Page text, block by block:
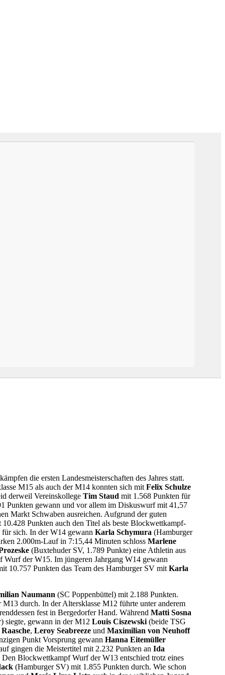
die ersten Landesmeisterschaften des Jahres statt.
M15 als auch der M14 konnten sich mitFelix Schulze
derweil VereinskollegeTim Staud mit 1.568 Punkten für
Punkten gewann und vor allem im Diskuswurf mit 41,57
Markt Schwaben ausreichen. Aufgrund der guten
Punkten auch den Titel als beste Blockwettkampf-
sich. In der W14 gewannKarla Schymura (Hamburger
2.000m-Lauf in 7:15,44 Minuten schlossMarlene
(Buxtehuder SV, 1.789 Punkte) eine Athletin aus
der W15. Im jüngeren Jahrgang W14 gewann
10.757 Punkten das Team des Hamburger SV mitKarla
Naumann (SC Poppenbüttel) mit 2.188 Punkten.
durch. In der Altersklasse M12 führte unter anderem
fest in Bergedorfer Hand. WährendMatti Sosna
siegte, gewann in der M12Louis Ciszewski (beide TSG
,Leroy Seabreeze undMaximilian von Neuhoff
Punkt Vorsprung gewannHanna Eitemüller
gingen die Meistertitel mit 2.232 Punkten anIda
Blockwettkampf Wurf der W13 entschied trotz eines
(Hamburger SV) mit 1.855 Punkten durch. Wie schon